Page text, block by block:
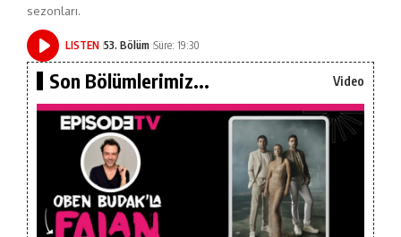
sezonları.
LISTEN 53. Bölüm Süre: 19:30
Son Bölümlerimiz... Video